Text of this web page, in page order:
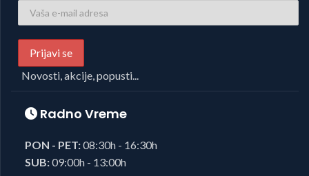
Novosti, akcije, popusti...
Radno Vreme
PON - PET:08:30h - 16:30h
SUB:09:00h - 13:00h